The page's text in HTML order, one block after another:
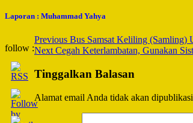
Laporan : Muhammad Yahya
follow :
Post
Navigation
Previous Bus Samsat Keliling (Samling)
Next Cegah Keterlambatan, Gunakan
Tinggalkan Balasan
Alamat email Anda tidak akan